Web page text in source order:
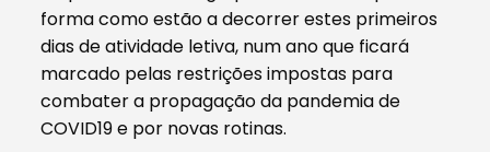
forma como estão a decorrer estes primeiros
dias de atividade letiva, num ano que ficará
marcado pelas restrições impostas para
combater a propagação da pandemia de
COVID19 e por novas rotinas.